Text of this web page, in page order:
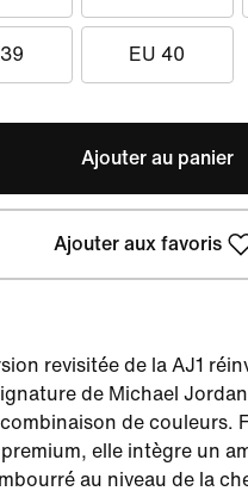
EU 40
Ajouter au panier
Ajouter aux favoris
revisitée de la AJ1
de Michael
de couleurs.
elle intègre un
au niveau de la